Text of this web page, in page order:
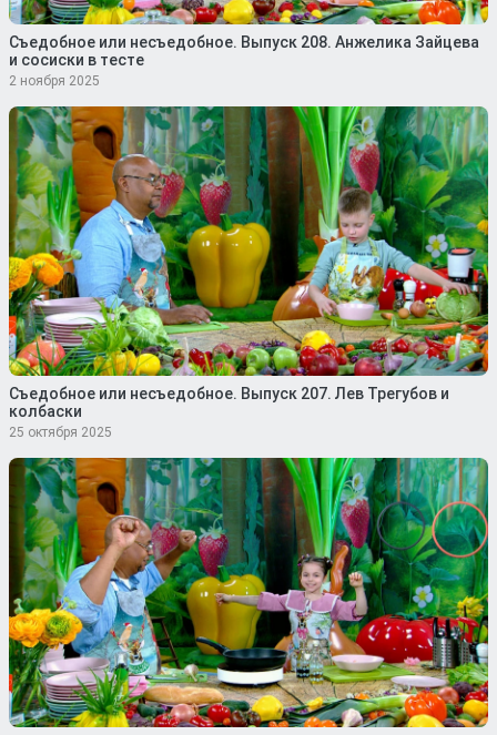
Съедобное или несъедобное. Выпуск 208. Анжелика Зайцева
и сосиски в тесте
2 ноября 2025
Съедобное или несъедобное. Выпуск 207. Лев Трегубов и
колбаски
25 октября 2025